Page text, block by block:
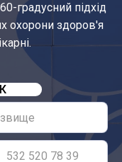
градусний підхід
охорони здоров'я